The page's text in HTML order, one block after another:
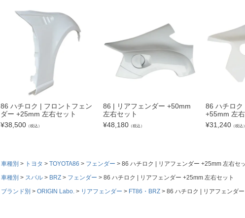
86 ハチロク | フロントフェン
ダー +25mm 左右セット
¥38,500 （税込）
86 | リアフェンダー +50mm
左右セット
¥48,180 （税込）
86 ハチロ
+55mm 左
¥31,240 （税込
車種別 トヨタ TOYOTA86 フェンダー
86 ハチロク | リアフェンダー +25mm 左右セ
車種別 スバル BRZ フェンダー
86 ハチロク | リアフェンダー +25mm 左右セット
ブランド別 ORIGIN Labo. リアフェンダー FT86・BRZ 86 ハチロク | リアフェンダ